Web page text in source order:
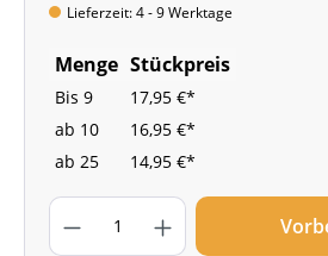
Lieferzeit: 4 - 9 Werktage
Menge Stückpreis
Bis 9
17,95 €*
ab 10
16,95 €*
ab 25 14,95 €*